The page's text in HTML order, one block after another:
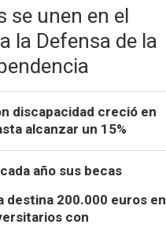
se unen en el
la Defensa de la
discapacidad creció en
alcanzar un 15%
año sus becas
destina 200.000 euros en
con